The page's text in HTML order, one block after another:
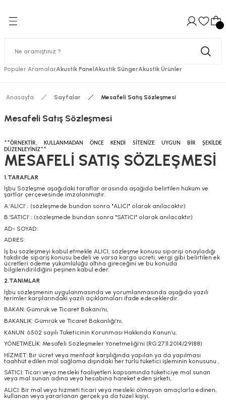
Güvenli Ödeme
Hızlı Kargolama
Popüler AramalarAkustik Panel Akustik SüngerAkustik Ürünler
Kompresör Ses Yalıtımı
Anasayfa Sayfalar Mesafeli Satış Sözleşmesi
Mesafeli Satış Sözleşmesi
**ÖRNEKTİR. KULLANMADAN ÖNCE KENDİ SİTENİZE UYGUN BİR ŞEKİLDE
DÜZENLEYİNİZ**
MESAFELİ SATIŞ SÖZLEŞMESİ
1.TARAFLAR
İşbu Sözleşme aşağıdaki taraflar arasında aşağıda belirtilen hüküm ve
şartlar çerçevesinde imzalanmıştır.
A.‘ALICI’ ; (sözleşmede bundan sonra "ALICI" olarak anılacaktır)
B.‘SATICI’ ; (sözleşmede bundan sonra "SATICI" olarak anılacaktır)
AD- SOYAD:
ADRES:
İş bu sözleşmeyi kabul etmekle ALICI, sözleşme konusu siparişi onayladığı
takdirde sipariş konusu bedeli ve varsa kargo ücreti, vergi gibi belirtilen ek
ücretleri ödeme yükümlülüğü altına gireceğini ve bu konuda
bilgilendirildiğini peşinen kabul eder.
2.TANIMLAR
İşbu sözleşmenin uygulanmasında ve yorumlanmasında aşağıda yazılı
terimler karşılarındaki yazılı açıklamaları ifade edeceklerdir.
BAKAN: Gümrük ve Ticaret Bakanı’nı,
BAKANLIK: Gümrük ve Ticaret Bakanlığı’nı,
KANUN: 6502 sayılı Tüketicinin Korunması Hakkında Kanun’u,
YÖNETMELİK: Mesafeli Sözleşmeler Yönetmeliği’ni (RG:27.11.2014/29188)
HİZMET: Bir ücret veya menfaat karşılığında yapılan ya da yapılması
taahhüt edilen mal sağlama dışındaki her türlü tüketici işleminin konusunu ,
SATICI: Ticari veya mesleki faaliyetleri kapsamında tüketiciye mal sunan
veya mal sunan adına veya hesabına hareket eden şirketi,
ALICI: Bir mal veya hizmeti ticari veya mesleki olmayan amaçlarla edinen,
kullanan veya yararlanan gerçek ya da tüzel kişiyi,